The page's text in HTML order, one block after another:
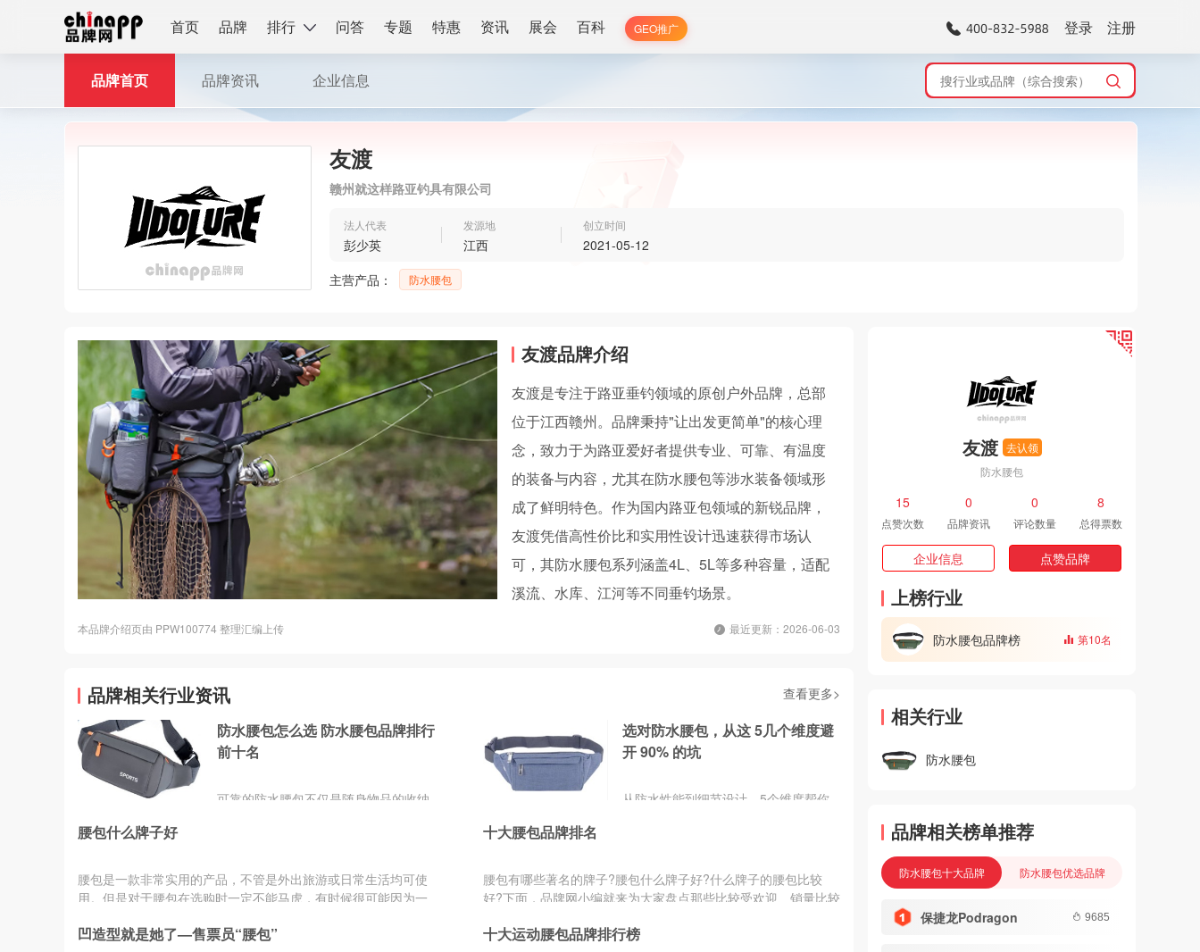
首页 品牌 排行 问答 专题 特惠 资讯 展会 百科 GEO推广 登录 注册
友渡
赣州就这样路亚钓具有限公司
法人代表
彭少英
发源地
江西
创立时间
2021-05-12
主营产品：
防水腰包
品牌首页 品牌资讯 企业信息
友渡品牌介绍
友渡是专注于路亚垂钓领域的原创户外品牌，总部
位于江西赣州。品牌秉持"让出发更简单"的核心理
念，致力于为路亚爱好者提供专业、可靠、有温度
的装备与内容，尤其在防水腰包等涉水装备领域形
成了鲜明特色。作为国内路亚包领域的新锐品牌，
友渡凭借高性价比和实用性设计迅速获得市场认
可，其防水腰包系列涵盖4L、5L等多种容量，适配
溪流、水库、江河等不同垂钓场景。
本品牌介绍页由 PPW100774 整理汇编上传 最近更新：2026-06-03
品牌相关行业资讯 查看更多>
防水腰包怎么选 防水腰包品牌排行
前十名
可靠的防水腰包不仅是随身物品的收纳
海边的浪花，还是运动中的淋漓大汗，
都能确保手机、证件、现金的干爽与安
有轻便基础款满足日常所需，也有融合
选对防水腰包，从这 5几个维度避
开 90% 的坑
从防水性能到细节设计，5个维度帮你
里，及时捞出也不会渗水。部分高端款
会再加一道防水拉链，双重保障更稳
孔也会渗水。
腰包什么牌子好
腰包是一款非常实用的产品，不管是外出旅游或日常生活均可使
用。但是对于腰包在选购时一定不能马虎，有时候很可能因为一
十大腰包品牌排名
腰包有哪些著名的牌子?腰包什么牌子好?什么牌子的腰包比较
好?下面，品牌网小编就来为大家盘点那些比较受欢迎、销量比较
凹造型就是她了—售票员“腰包” 十大运动腰包品牌排行榜
友渡 去认领
防水腰包
15
点赞次数
0
品牌资讯
0
评论数量
8
总得票数
企业信息 点赞品牌
上榜行业
防水腰包品牌榜 第10名
相关行业
防水腰包
品牌相关榜单推荐
防水腰包十大品牌 防水腰包优选品牌
保捷龙Podragon 9685